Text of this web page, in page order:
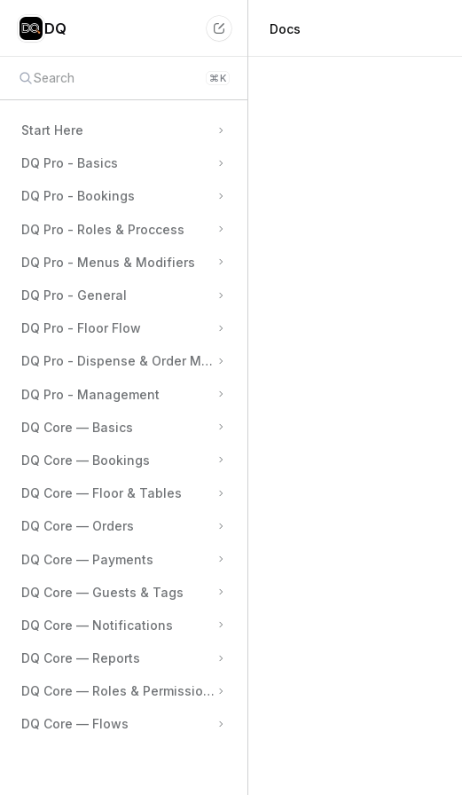
DQ Docs
Search ⌘K
Start Here
DQ Pro - Basics
DQ Pro - Bookings
DQ Pro - Roles & Proccess
DQ Pro - Menus & Modifiers
DQ Pro - General
DQ Pro - Floor Flow
DQ Pro - Dispense & Order Management
DQ Pro - Management
DQ Core — Basics
DQ Core — Bookings
DQ Core — Floor & Tables
DQ Core — Orders
DQ Core — Payments
DQ Core — Guests & Tags
DQ Core — Notifications
DQ Core — Reports
DQ Core — Roles & Permissions
DQ Core — Flows